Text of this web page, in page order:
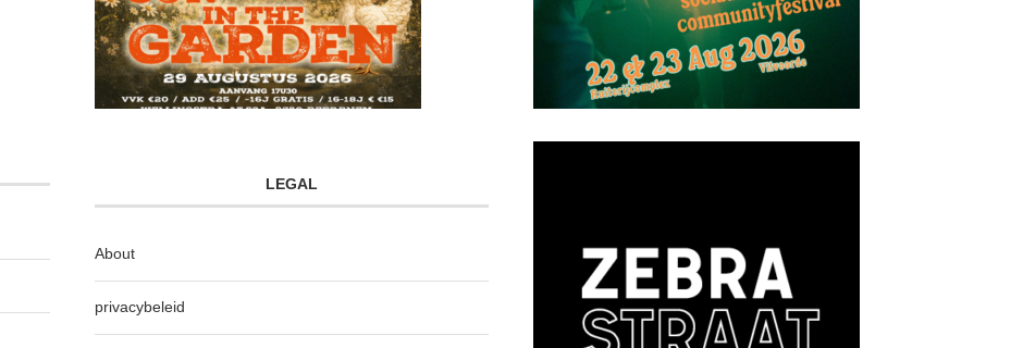
LEGAL
About
privacybeleid